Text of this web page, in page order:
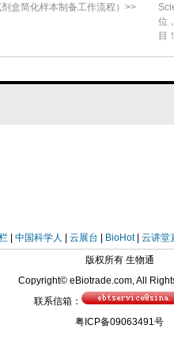
盒简化样本制备工作流程）>>
位
目
| 中国科学人 云展台 BioHot| 云讲堂
版权所有 生物通
Copyright© eBiotrade.com, All
联系信箱：
粤ICP备09063491号